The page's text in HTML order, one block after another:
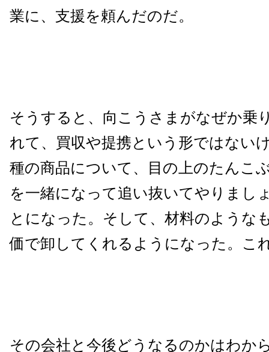
業に、支援を頼んだのだ。
そうすると、向こうさまがなぜか乗
れて、買収や提携という形ではない
種の商品について、目の上のたんこ
を一緒になって追い抜いてやりまし
とになった。そして、材料のような
価で卸してくれるようになった。こ
その会社と今後どうなるのかはわか